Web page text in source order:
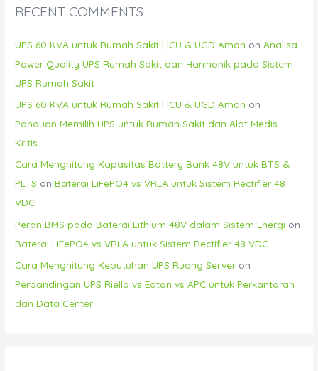
RECENT COMMENTS
UPS 60 KVA untuk Rumah Sakit | ICU & UGD Aman onAnalisa
Power Quality UPS Rumah Sakit dan Harmonik pada Sistem
UPS Rumah Sakit
UPS 60 KVA untuk Rumah Sakit | ICU & UGD Aman on
Panduan Memilih UPS untuk Rumah Sakit dan Alat Medis
Kritis
Cara Menghitung Kapasitas Battery Bank 48V untuk BTS &
PLTS onBaterai LiFePO4 vs VRLA untuk Sistem Rectifier 48
VDC
Peran BMS pada Baterai Lithium 48V dalam Sistem Energi on
Baterai LiFePO4 vs VRLA untuk Sistem Rectifier 48 VDC
Cara Menghitung Kebutuhan UPS Ruang Server on
Perbandingan UPS Riello vs Eaton vs APC untuk Perkantoran
dan Data Center